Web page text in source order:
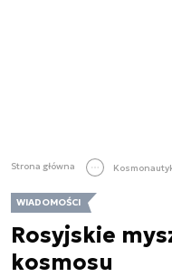
Strona główna
WIADOMOŚCI
Rosyjskie
kosmosu